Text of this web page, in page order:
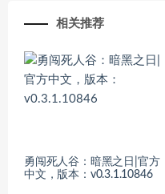
相关推荐
勇闯死人谷：暗黑之日|官方
中文，版本：v0.3.1.10846